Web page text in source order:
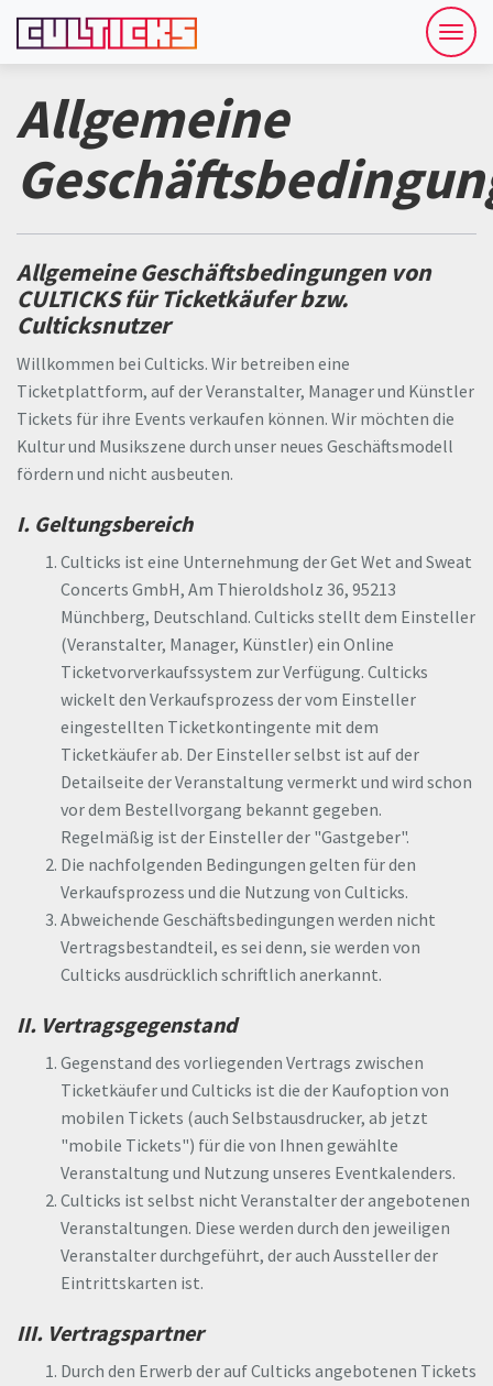
Menü
Allgemeine
Allgemeine Geschäftsbedingungen von
CULTICKS für Ticketkäufer bzw.
Culticksnutzer
Willkommen bei Culticks. Wir betreiben eine
Ticketplattform, auf der Veranstalter, Manager und Künstler
Tickets für ihre Events verkaufen können. Wir möchten die
Kultur und Musikszene durch unser neues Geschäftsmodell
fördern und nicht ausbeuten.
I. Geltungsbereich
Culticks ist eine Unternehmung der Get Wet and Sweat
Concerts GmbH, Am Thieroldsholz 36, 95213
Münchberg, Deutschland. Culticks stellt dem Einsteller
(Veranstalter, Manager, Künstler) ein Online
Ticketvorverkaufssystem zur Verfügung. Culticks
wickelt den Verkaufsprozess der vom Einsteller
eingestellten Ticketkontingente mit dem
Ticketkäufer ab. Der Einsteller selbst ist auf der
Detailseite der Veranstaltung vermerkt und wird schon
vor dem Bestellvorgang bekannt gegeben.
Regelmäßig ist der Einsteller der "Gastgeber".
Die nachfolgenden Bedingungen gelten für den
Verkaufsprozess und die Nutzung von Culticks.
Abweichende Geschäftsbedingungen werden nicht
Vertragsbestandteil, es sei denn, sie werden von
Culticks ausdrücklich schriftlich anerkannt.
II. Vertragsgegenstand
Gegenstand des vorliegenden Vertrags zwischen
Ticketkäufer und Culticks ist die der Kaufoption von
mobilen Tickets (auch Selbstausdrucker, ab jetzt
"mobile Tickets") für die von Ihnen gewählte
Veranstaltung und Nutzung unseres Eventkalenders.
Culticks ist selbst nicht Veranstalter der angebotenen
Veranstaltungen. Diese werden durch den jeweiligen
Veranstalter durchgeführt, der auch Aussteller der
Eintrittskarten ist.
III. Vertragspartner
Durch den Erwerb der auf Culticks angebotenen Tickets